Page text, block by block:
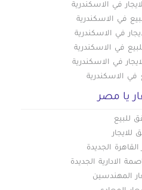
في الاسكندرية
في الاسكندرية
في الاسكندرية
في الاسكندرية
في الاسكندرية
في الاسكندرية
يا مصر
للبيع
للايجار
الجديدة
الادارية الجديدة
المهندسين